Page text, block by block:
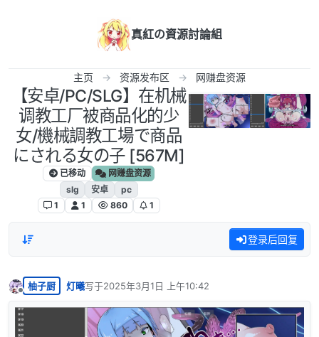
真紅の資源討論組
主页 资源发布区 网赚盘资源
【安卓/PC/SLG】在机械
调教工厂被商品化的少
女/機械調教工場で商品
にされる女の子 [567M]
已移动
网赚盘资源
slg
安卓
pc
1
1 860 1
登录后回复
离线
柚子厨 灯曦写于2025年3月1日 上午10:42
最后由 编辑